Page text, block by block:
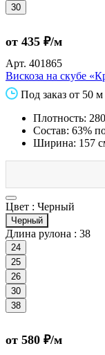
30
от 435 ₽/м
Арт. 401865
Вискоза на скубе
Под заказ от 50 м
Плотность:
Состав: 63%
Ширина: 157
Цвет : Черный
Черный
Длина рулона : 38
24
25
26
30
38
от 580 ₽/м